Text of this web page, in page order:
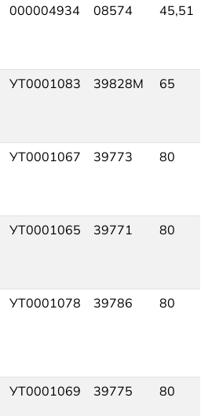
000004934 08574 45,51
УТ0001083 39828M 65
УТ0001067 39773 80
УТ0001065 39771 80
УТ0001078 39786 80
УТ0001069 39775 80